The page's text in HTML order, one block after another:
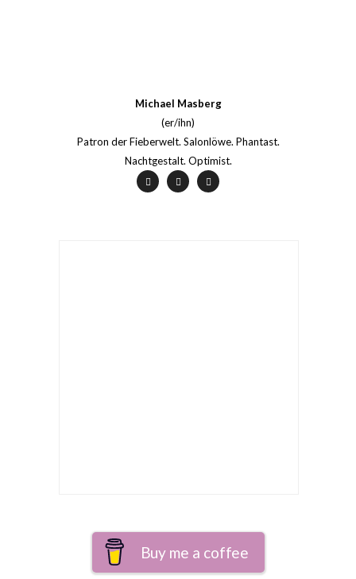
Michael Masberg
(er/ihn)
Patron der Fieberwelt. Salonlöwe. Phantast.
Nachtgestalt. Optimist.
Buy me a coffee